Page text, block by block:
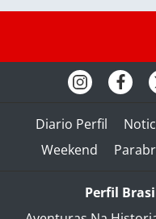
Diario Perfil
Weekend
Perfil